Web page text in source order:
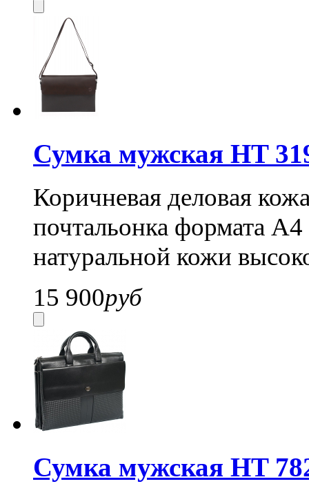
Сумка мужская HT
Коричневая деловая
почтальонка формата
натуральной кожи
15 900руб
Сумка мужская HT